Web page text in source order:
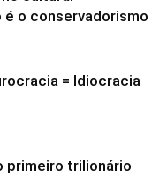
é o conservadorismo
= Idiocracia
primeiro trilionário